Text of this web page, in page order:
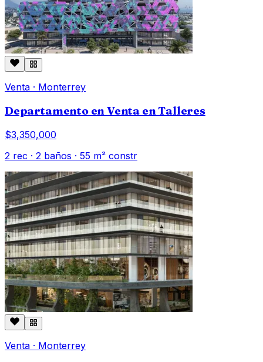
Venta · Monterrey
Departamento en Venta en Talleres
$3,350,000
2 rec · 2 baños · 55 m² constr
Venta · Monterrey